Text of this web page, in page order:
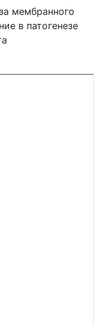
мембранного
в патогенезе